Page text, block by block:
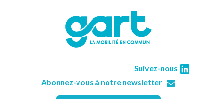
Suivez-nous
Abonnez-vous à notre newsletter